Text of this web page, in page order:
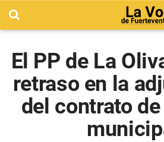
El PP de La
retraso en la
del contrato